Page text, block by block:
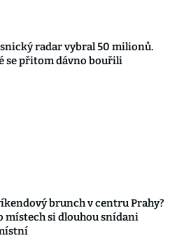
radar vybral 50 milionů.
se přitom dávno bouřili
brunch v centru Prahy?
místech si dlouhou snídani